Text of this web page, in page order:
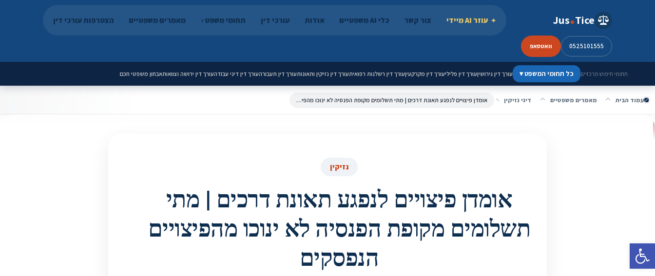
פתח סרגל נגישות
Jus Tice עוזר AI מיידי צור קשר כלי AI משפטיים אודות עורכי דין תחומי משפט מאמרים משפטיים הצטרפות עורכי דין
0525101555 וואטסאפ
תחומי חיפוש מרכזיים כל תחומי המשפט▾ עורך דין גירושיןעורך דין פליליעורך דין מקרקעיןעורך דין רשלנות רפואיתעורך דין נזיקין ותאונותעורך דין תעבורהעורך דין דיני עבודהעורך דין ירושה וצוואותאבחון משפטי חכם
עמוד הבית מאמרים משפטיים דיני נזיקין אומדן פיצויים לנפגע תאונת דרכים | מתי תשלומים מקופת הפנסיה לא ינוכו מהפיצויים הנפסקים
נזיקין
אומדן פיצויים לנפגע תאונת דרכים | מתי
תשלומים מקופת הפנסיה לא ינוכו מהפיצויים
הנפסקים